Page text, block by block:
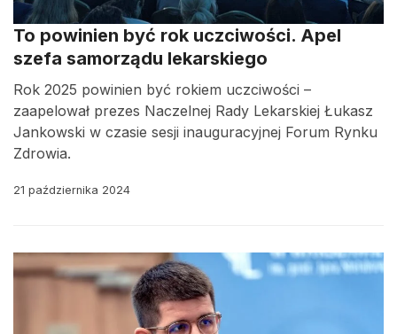
To powinien być rok uczciwości. Apel
szefa samorządu lekarskiego
Rok 2025 powinien być rokiem uczciwości –
zaapelował prezes Naczelnej Rady Lekarskiej Łukasz
Jankowski w czasie sesji inauguracyjnej Forum Rynku
Zdrowia.
21 października 2024